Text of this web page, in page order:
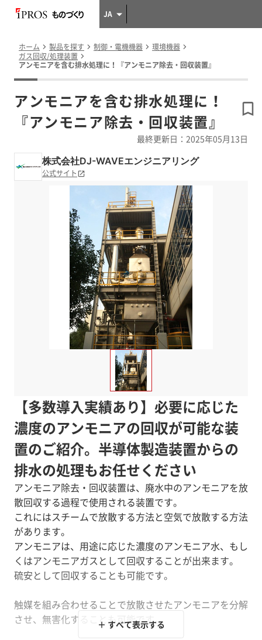
JA
ホーム 製品を探す 制御・電機機器
環境機器
ガス回収/処理装置
アンモニアを含む排水処理に！『アンモニア除去・回収装置』
アンモニアを含む排水処理に！
『アンモニア除去・回収装置』
最終更新日：2025年05月13日
【多数導入実績あり】必要に応じた
濃度のアンモニアの回収が可能な装
置のご紹介。半導体製造装置からの
排水の処理もお任せください
アンモニア除去・回収装置は、廃水中のアンモニアを放
散回収する過程で使用される装置です。
これにはスチームで放散する方法と空気で放散する方法
があります。
アンモニアは、用途に応じた濃度のアンモニア水、もし
くはアンモニアガスとして回収することが出来ます。
硫安として回収することも可能です。
触媒を組み合わせることで放散させたアンモニアを分解
させ、無害化することも可能です。
＋ すべて表示する
株式会社DJ-WAVEエンジニアリング
公式サイト